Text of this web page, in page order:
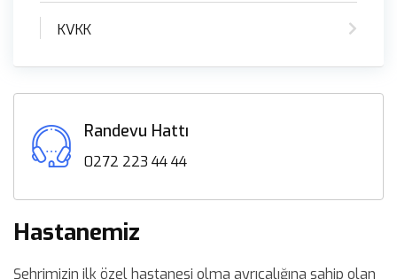
KVKK
Randevu Hattı
0272 223 44 44
Hastanemiz
Şehrimizin ilk özel hastanesi olma ayrıcalığına sahip olan